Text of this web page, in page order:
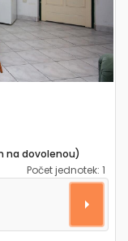
na dovolenou)
Počet jednotek: 1